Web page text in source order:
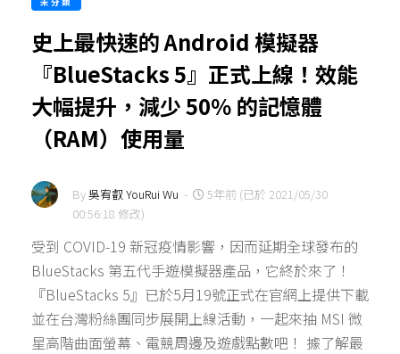
史上最快速的 Android 模擬器
『BlueStacks 5』正式上線！效能
大幅提升，減少 50％ 的記憶體
（RAM）使用量
By吳宥叡 YouRui Wu -
5年前 (已於 2021/05/30
00:56:18 修改)
受到 COVID-19 新冠疫情影響，因而延期全球發布的
BlueStacks 第五代手遊模擬器產品，它終於來了！
『BlueStacks 5』已於5月19號正式在官網上提供下載
並在台灣粉絲團同步展開上線活動，一起來抽 MSI 微
星高階曲面螢幕、電競周邊及遊戲點數吧！ 據了解最